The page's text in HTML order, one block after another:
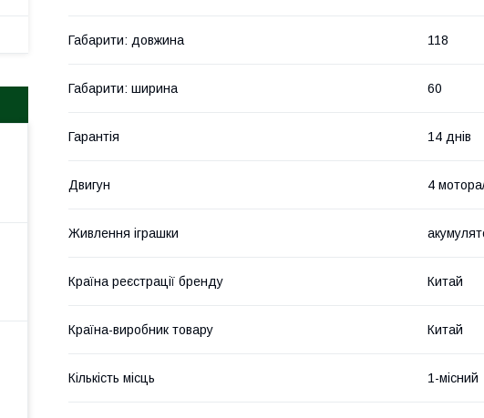
Габарити: довжина 118
Габарити: ширина 60
Гарантія 14 днів
Двигун 4
Живлення іграшки
Країна реєстрації бренду Китай
Країна-виробник товару Китай
Кількість місць 1-місний